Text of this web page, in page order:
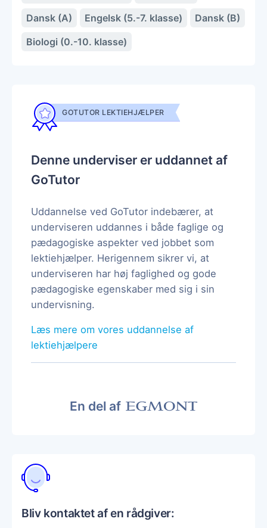
Dansk (A) Engelsk (5.-7. klasse)
Dansk (B)
Biologi (0.-10. klasse)
GOTUTOR LEKTIEHJÆLPER
Denne underviser er uddannet af
GoTutor
Uddannelse ved GoTutor indebærer, at
underviseren uddannes i både faglige og
pædagogiske aspekter ved jobbet som
lektiehjælper. Herigennem sikrer vi, at
underviseren har høj faglighed og gode
pædagogiske egenskaber med sig i sin
undervisning.
Læs mere om vores uddannelse af
lektiehjælpere
En del af
Bliv kontaktet af en rådgiver: